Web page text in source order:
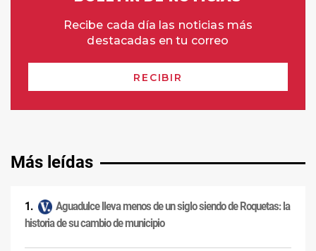
Más leídas
Aguadulce lleva menos de un siglo siendo de Roquetas: la
historia de su cambio de municipio